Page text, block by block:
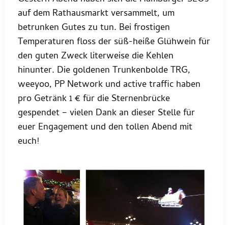
auf dem Rathausmarkt versammelt, um
betrunken Gutes zu tun. Bei frostigen
Temperaturen floss der süß-heiße Glühwein für
den guten Zweck literweise die Kehlen
hinunter. Die goldenen Trunkenbolde TRG,
weeyoo, PP Network und active traffic haben
pro Getränk 1 € für die Sternenbrücke
gespendet – vielen Dank an dieser Stelle für
euer Engagement und den tollen Abend mit
euch!